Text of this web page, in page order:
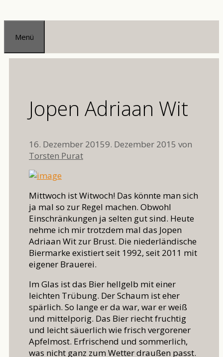
Zum
Inhalt
springen
Menü
Jopen Adriaan Wit
16. Dezember 20159. Dezember 2015 von
Torsten Purat
Mittwoch ist Witwoch! Das könnte man sich
ja mal so zur Regel machen. Obwohl
Einschränkungen ja selten gut sind. Heute
nehme ich mir trotzdem mal das Jopen
Adriaan Wit zur Brust. Die niederländische
Biermarke existiert seit 1992, seit 2011 mit
eigener Brauerei.
Im Glas ist das Bier hellgelb mit einer
leichten Trübung. Der Schaum ist eher
spärlich. So lange er da war, war er weiß
und mittelporig. Das Bier riecht fruchtig
und leicht säuerlich wie frisch vergorener
Apfelmost. Erfrischend und sommerlich,
was nicht ganz zum Wetter draußen passt.